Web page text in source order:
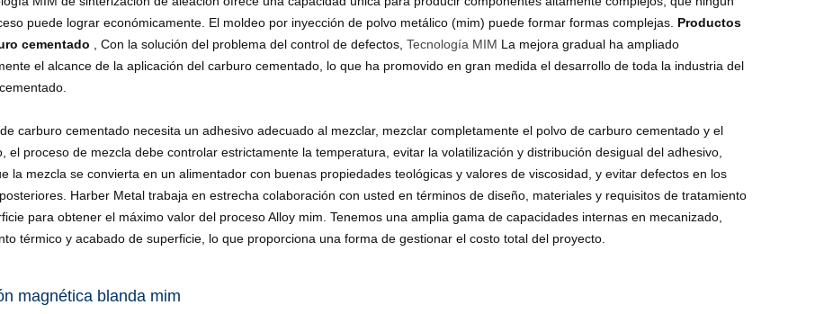
puede lograr económicamente. El moldeo por inyección de polvo metálico (mim) puede formar formas complejas. Productos
cementado
, Con la solución del problema del control de defectos, Tecnología MIM La mejora gradual ha ampliado
el alcance de la aplicación del carburo cementado, lo que ha promovido en gran medida el desarrollo de toda la industria del
carburo cementado necesita un adhesivo adecuado al mezclar, mezclar completamente el polvo de carburo cementado y el
el proceso de mezcla debe controlar estrictamente la temperatura, evitar la volatilización y distribución desigual del adhesivo,
la mezcla se convierta en un alimentador con buenas propiedades teológicas y valores de viscosidad, y evitar defectos en los
Harber Metal trabaja en estrecha colaboración con usted en términos de diseño, materiales y requisitos de tratamiento
para obtener el máximo valor del proceso Alloy mim. Tenemos una amplia gama de capacidades internas en mecanizado,
térmico y acabado de superficie, lo que proporciona una forma de gestionar el costo total del proyecto.
magnética blanda mim